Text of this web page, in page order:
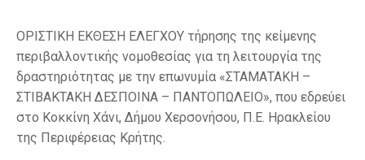
ΟΡΙΣΤΙΚΗ ΕΚΘΕΣΗ ΕΛΕΓΧΟΥ τήρησης της κείμενης
περιβαλλοντικής νομοθεσίας για τη λειτουργία της
δραστηριότητας με την επωνυμία «ΣΤΑΜΑΤΑΚΗ –
ΣΤΙΒΑΚΤΑΚΗ ΔΕΣΠΟΙΝΑ – ΠΑΝΤΟΠΩΛΕΙΟ», που εδρεύει
στο Κοκκίνη Χάνι, Δήμου Χερσονήσου, Π.Ε. Ηρακλείου
της Περιφέρειας Κρήτης.